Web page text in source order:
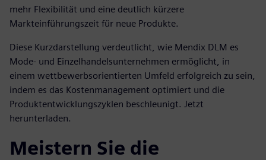
mehr Flexibilität und eine deutlich kürzere
Markteinführungszeit für neue Produkte.
Diese Kurzdarstellung verdeutlicht, wie Mendix DLM es
Mode- und Einzelhandelsunternehmen ermöglicht, in
einem wettbewerbsorientierten Umfeld erfolgreich zu sein,
indem es das Kostenmanagement optimiert und die
Produktentwicklungszyklen beschleunigt. Jetzt
herunterladen.
Meistern Sie die